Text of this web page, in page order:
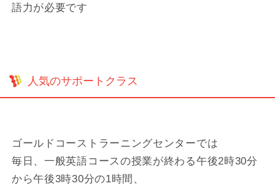
語力が必要です
人気のサポートクラス
ゴールドコーストラーニングセンターでは
毎日、一般英語コースの授業が終わる午後2時30分
から午後3時30分の1時間、